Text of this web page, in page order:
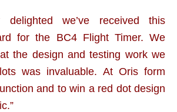
delighted we’ve received this
for the BC4 Flight Timer. We
the design and testing work we
was invaluable. At Oris form
and to win a red dot design